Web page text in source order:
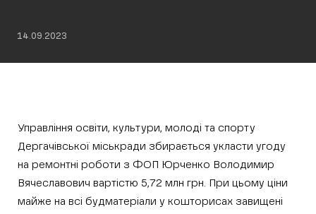
14.09.2023
Управління освіти, культури, молоді та спорту
Дергачівської міськради збирається укласти угоду
на ремонтні роботи з ФОП Юрченко Володимир
Вячеславович вартістю 5,72 млн грн. При цьому ціни
майже на всі будматеріали у кошторисах завищені